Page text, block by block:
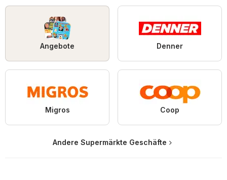
Angebote Denner
Migros Coop
Andere Supermärkte Geschäfte